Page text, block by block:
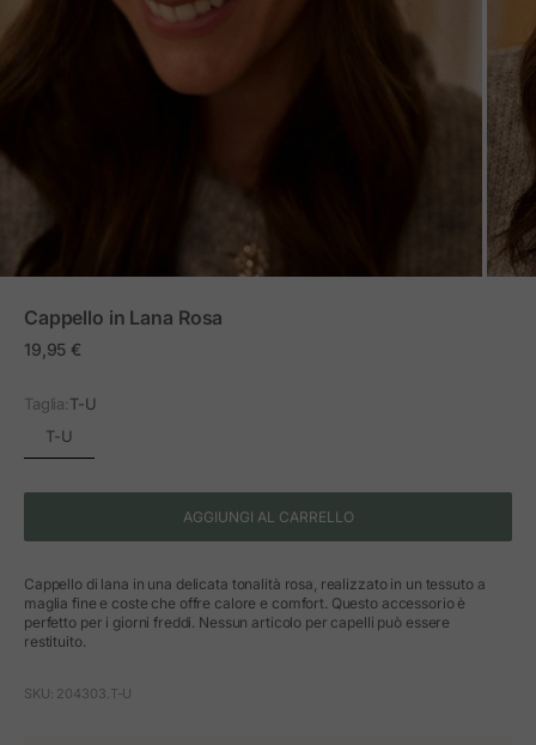
Cappello in Lana Rosa
Prezzo in offerta
19,95 €
Taglia:T-U
T-U
AGGIUNGI AL CARRELLO
Cappello di lana in una delicata tonalità rosa, realizzato in un tessuto a
maglia fine e coste che offre calore e comfort. Questo accessorio è
perfetto per i giorni freddi. Nessun articolo per capelli può essere
restituito.
SKU: 204303.T-U